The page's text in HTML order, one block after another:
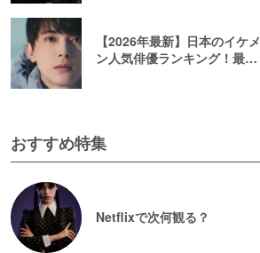
【2026年最新】日本のイケメ
ン人気俳優ランキング！最も
おすすめ特集
Netflixで次何観る？